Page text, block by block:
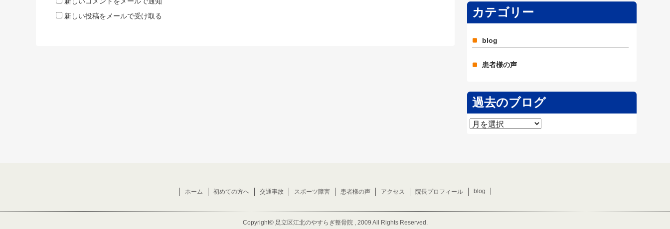
新しい投稿をメールで受け取る
カテゴリー
blog
患者様の声
過去のブログ
過
ホーム 初めての方へ 交通事故 スポーツ障害 患者様の声 アクセス 院長プロフィール blog
Copyright© 足立区江北のやすらぎ整骨院, 2009 All Rights Reserved.